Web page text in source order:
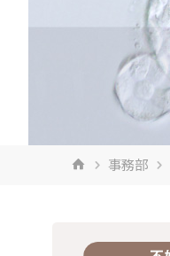
ホ 事務部